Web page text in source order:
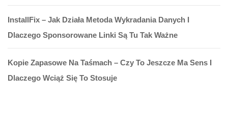
InstallFix – Jak Działa Metoda Wykradania Danych I
Dlaczego Sponsorowane Linki Są Tu Tak Ważne
Kopie Zapasowe Na Taśmach – Czy To Jeszcze Ma Sens I
Dlaczego Wciąż Się To Stosuje